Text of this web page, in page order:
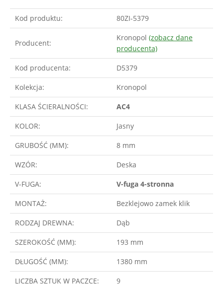
Kod produktu: 80ZI-5379
Producent:
Kronopol (zobacz dane
producenta)
Kod producenta: D5379
Kolekcja: Kronopol
KLASA ŚCIERALNOŚCI: AC4
KOLOR: Jasny
GRUBOŚĆ (MM): 8 mm
WZÓR: Deska
V-FUGA: V-fuga 4-stronna
MONTAŻ: Bezklejowo zamek klik
RODZAJ DREWNA: Dąb
SZEROKOŚĆ (MM): 193 mm
DŁUGOŚĆ (MM): 1380 mm
LICZBA SZTUK W PACZCE: 9